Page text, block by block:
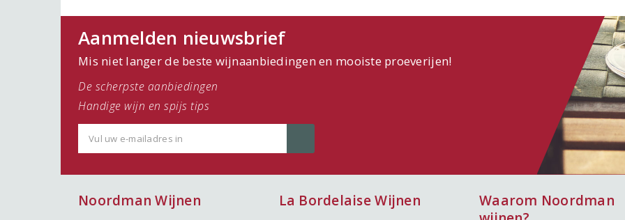
Aanmelden nieuwsbrief
Mis niet langer de beste wijnaanbiedingen en mooiste proeverijen!
De scherpste aanbiedingen
Handige wijn en spijs tips
Noordman Wijnen La Bordelaise Wijnen
Waarom Noordman